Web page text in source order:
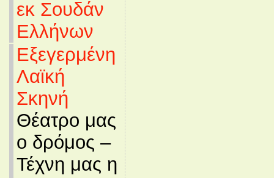
εκ Σουδάν
Ελλήνων
Εξεγερμένη
Λαϊκή
Σκηνή
Θέατρο μας
ο δρόμος –
Τέχνη μας η